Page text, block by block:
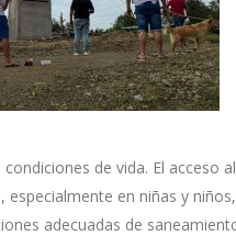
condiciones de vida. El acceso
especialmente en niñas y
adecuadas de